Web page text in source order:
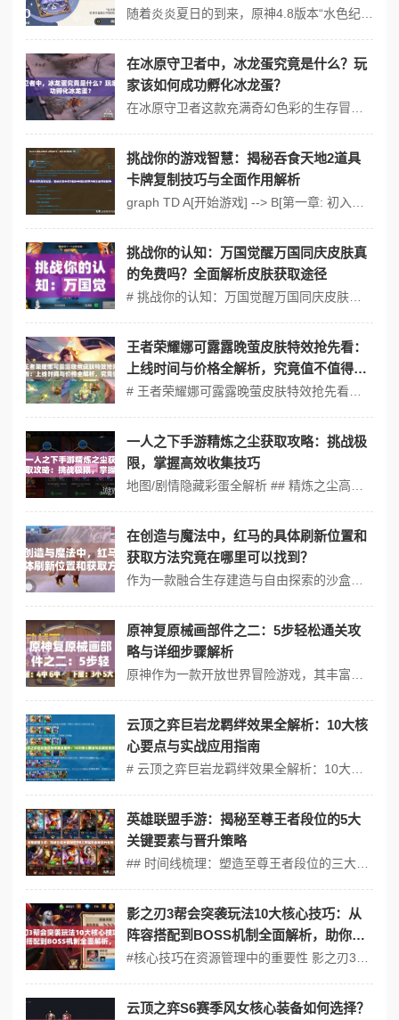
在冰原守卫者中，冰龙蛋究竟是什么？玩
家该如何成功孵化冰龙蛋？
挑战你的游戏智慧：揭秘吞食天地2道具
卡牌复制技巧与全面作用解析
挑战你的认知：万国觉醒万国同庆皮肤真
的免费吗？全面解析皮肤获取途径
王者荣耀娜可露露晚萤皮肤特效抢先看：
上线时间与价格全解析，究竟值不值得入
手？
一人之下手游精炼之尘获取攻略：挑战极
限，掌握高效收集技巧
在创造与魔法中，红马的具体刷新位置和
获取方法究竟在哪里可以找到？
原神复原械画部件之二：5步轻松通关攻
略与详细步骤解析
云顶之弈巨岩龙羁绊效果全解析：10大核
心要点与实战应用指南
英雄联盟手游：揭秘至尊王者段位的5大
关键要素与晋升策略
影之刃3帮会突袭玩法10大核心技巧：从
阵容搭配到BOSS机制全面解析，助你轻
松斩获高额奖励
云顶之弈S6赛季风女核心装备如何选择？